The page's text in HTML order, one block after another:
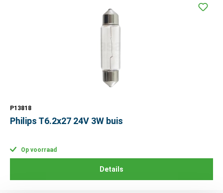
P13818
Philips T6.2x27 24V 3W buis
Op voorraad
Details